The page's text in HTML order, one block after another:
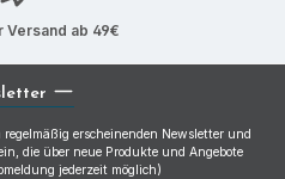
Versand ab 49€
erscheinenden Newsletter und
die über neue Produkte und Angebote
jederzeit möglich)